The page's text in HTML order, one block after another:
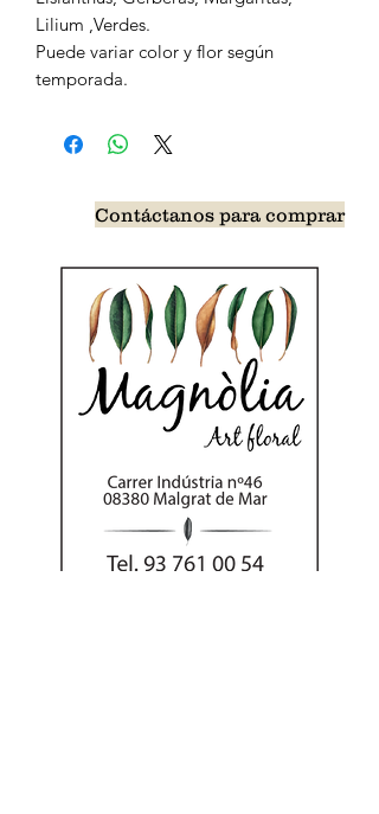
Lilium ,Verdes.
Puede variar color y flor según
temporada.
Contáctanos para comprar